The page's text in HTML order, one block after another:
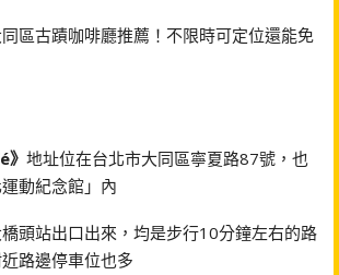
區古蹟咖啡廳推薦！不限時可定位還能免
地址位在台北市大同區寧夏路87號，也
動紀念館」內
頭站出口出來，均是步行10分鐘左右的路
路邊停車位也多